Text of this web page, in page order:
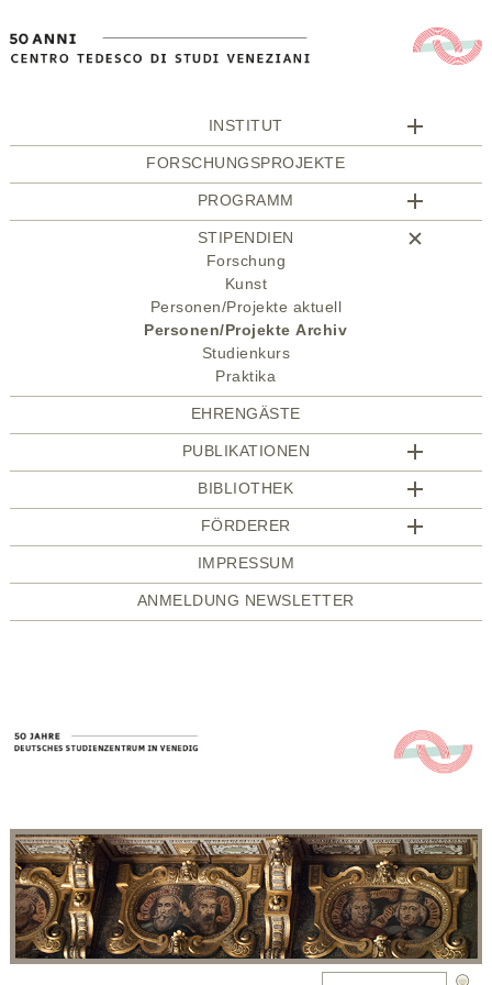
INSTITUT
FORSCHUNGSPROJEKTE
PROGRAMM
STIPENDIEN
Forschung
Kunst
Personen/Projekte aktuell
Personen/Projekte Archiv
Studienkurs
Praktika
EHRENGÄSTE
PUBLIKATIONEN
BIBLIOTHEK
FÖRDERER
IMPRESSUM
ANMELDUNG NEWSLETTER